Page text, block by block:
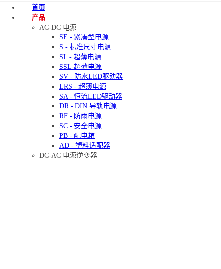
首页
产品
AC-DC 电源
SE - 紧凑型电源
S - 标准尺寸电源
SL - 超薄电源
SSL-超薄电源
SV - 防水LED驱动器
LRS - 超薄电源
SA - 恒流LED驱动器
DR - DIN 导轨电源
RF - 防雨电源
SC - 安全电源
PB - 配电箱
AD - 塑料适配器
DC-AC 电源逆变器